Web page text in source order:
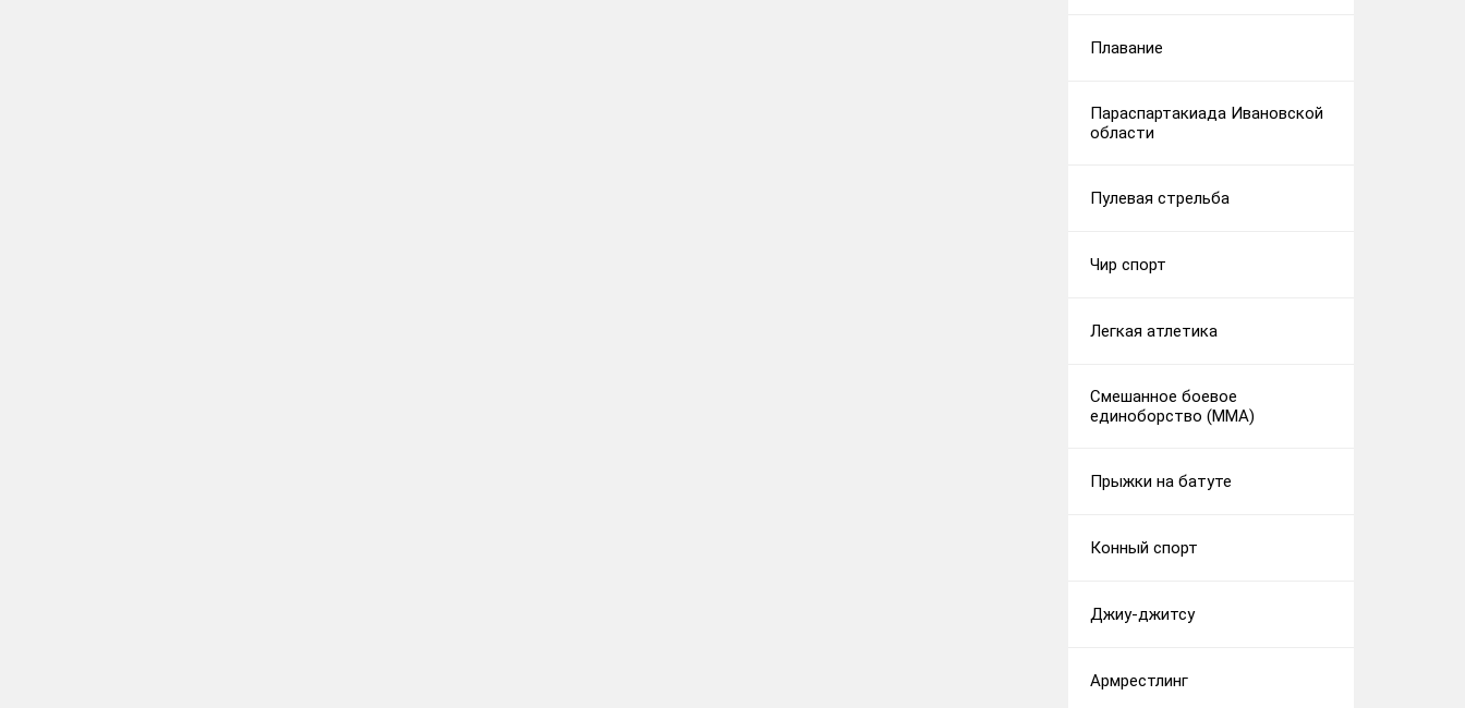
Плавание
Параспартакиада Ивановской
области
Пулевая стрельба
Чир спорт
Легкая атлетика
Смешанное боевое
единоборство (ММА)
Прыжки на батуте
Конный спорт
Джиу-джитсу
Армрестлинг